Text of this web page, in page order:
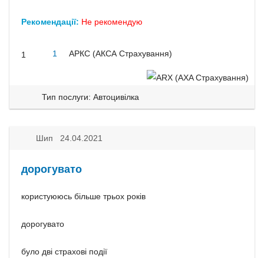
Рекомендації: Не рекомендую
1 1 АРКС (АКСА Страхування)
Тип послуги: Автоцивілка
Шип 24.04.2021
дорогувато
користуююсь більше трьох років
дорогувато
було дві страхові події